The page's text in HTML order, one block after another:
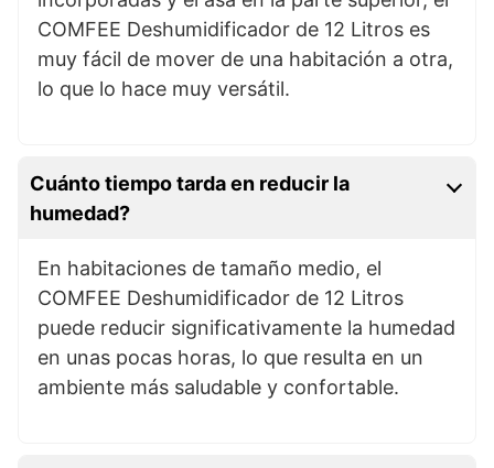
COMFEE Deshumidificador de 12 Litros es
muy fácil de mover de una habitación a otra,
lo que lo hace muy versátil.
Cuánto tiempo tarda en reducir la
humedad?
En habitaciones de tamaño medio, el
COMFEE Deshumidificador de 12 Litros
puede reducir significativamente la humedad
en unas pocas horas, lo que resulta en un
ambiente más saludable y confortable.